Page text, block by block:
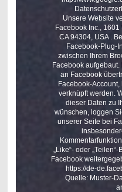
Unsere Website
Facebook Inc.,
CA 94304, USA .
Facebook-Plug-
zwischen Ihrem
Facebook
an Facebook
Facebook-
verknüpft werden.
dieser Daten zu
wünschen, loggen
unserer Seite bei
„Like“- oder
Facebook
https://de-
Quelle: Muster-